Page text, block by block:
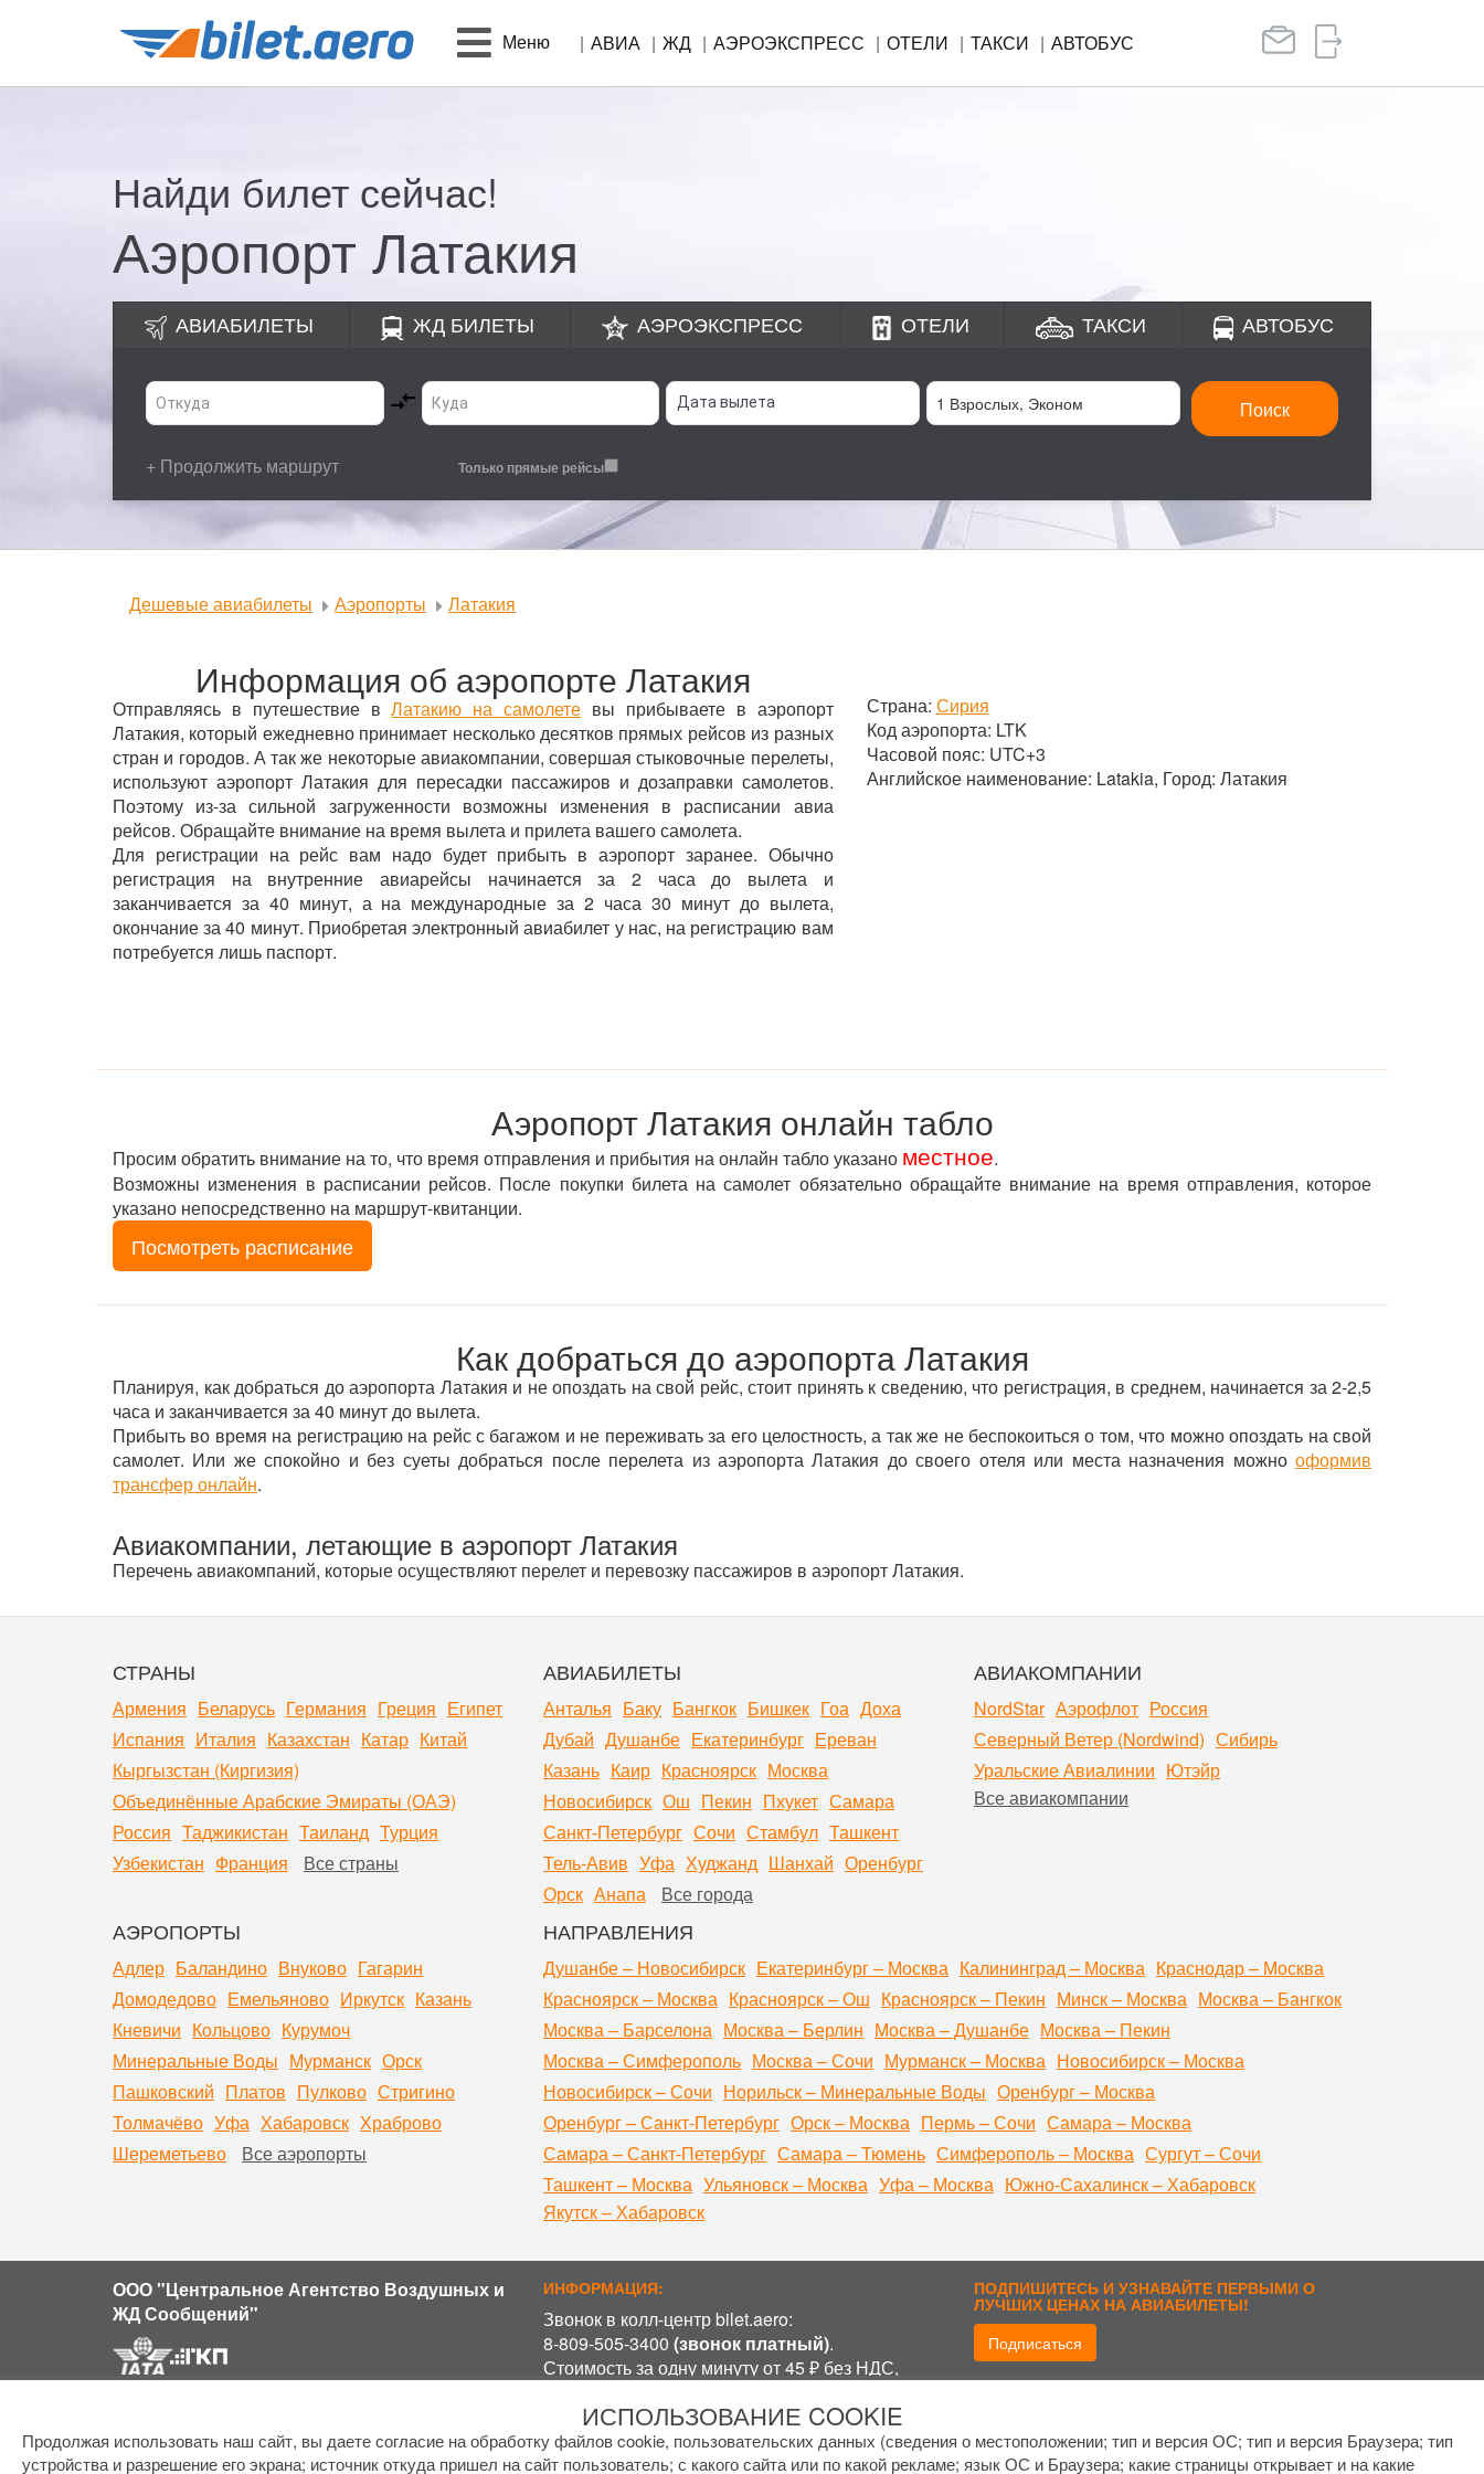
Меню АВИА ЖД АЭРОЭКСПРЕСС ОТЕЛИ ТАКСИ АВТОБУС
Найди билет сейчас!
Аэропорт Латакия
АВИАБИЛЕТЫ ЖД БИЛЕТЫ АЭРОЭКСПРЕСС ОТЕЛИ ТАКСИ АВТОБУС
Поиск
+ Продолжить маршрут Только прямые рейсы
Дешевые авиабилеты Аэропорты Латакия
Информация об аэропорте Латакия
Отправляясь в путешествие вЛатакию на самолете вы прибываете в аэропорт
Латакия, который ежедневно принимает несколько десятков прямых рейсов из разных
стран и городов. А так же некоторые авиакомпании, совершая стыковочные перелеты,
используют аэропорт Латакия для пересадки пассажиров и дозаправки самолетов.
Поэтому из-за сильной загруженности возможны изменения в расписании авиа
рейсов. Обращайте внимание на время вылета и прилета вашего самолета.
Для регистрации на рейс вам надо будет прибыть в аэропорт заранее. Обычно
регистрация на внутренние авиарейсы начинается за 2 часа до вылета и
заканчивается за 40 минут, а на международные за 2 часа 30 минут до вылета,
окончание за 40 минут. Приобретая электронный авиабилет у нас, на регистрацию вам
потребуется лишь паспорт.
Страна: Сирия
Код аэропорта: LTK
Часовой пояс: UTC+3
Английское наименование: Latakia, Город: Латакия
Аэропорт Латакия онлайн табло
Просим обратить внимание на то, что время отправления и прибытия на онлайн табло указано местное.
Возможны изменения в расписании рейсов. После покупки билета на самолет обязательно обращайте внимание на время отправления, которое
указано непосредственно на маршрут-квитанции.
Посмотреть расписание
Как добраться до аэропорта Латакия
Планируя, как добраться до аэропорта Латакия и не опоздать на свой рейс, стоит принять к сведению, что регистрация, в среднем, начинается за 2-2,5
часа и заканчивается за 40 минут до вылета.
Прибыть во время на регистрацию на рейс с багажом и не переживать за его целостность, а так же не беспокоиться о том, что можно опоздать на свой
самолет. Или же спокойно и без суеты добраться после перелета из аэропорта Латакия до своего отеля или места назначения можно оформив
трансфер онлайн.
Авиакомпании, летающие в аэропорт Латакия
Перечень авиакомпаний, которые осуществляют перелет и перевозку пассажиров в аэропорт Латакия.
СТРАНЫ
Армения Беларусь Германия Греция Египет
Испания Италия Казахстан Катар Китай
Кыргызстан (Киргизия)
Объединённые Арабские Эмираты (ОАЭ)
Россия Таджикистан Таиланд Турция
Узбекистан Франция Все страны
АВИАБИЛЕТЫ
Анталья Баку Бангкок Бишкек Гоа Доха
Дубай Душанбе Екатеринбург Ереван
Казань Каир Красноярск Москва
Новосибирск Ош Пекин Пхукет Самара
Санкт-Петербург Сочи Стамбул Ташкент
Тель-Авив Уфа Худжанд Шанхай Оренбург
Орск Анапа Все города
АВИАКОМПАНИИ
NordStar Аэрофлот Россия
Северный Ветер (Nordwind) Сибирь
Уральские Авиалинии Ютэйр
Все авиакомпании
АЭРОПОРТЫ
Адлер Баландино Внуково Гагарин
Домодедово Емельяново Иркутск Казань
Кневичи Кольцово Курумоч
Минеральные Воды Мурманск Орск
Пашковский Платов Пулково Стригино
Толмачёво Уфа Хабаровск Храброво
Шереметьево
Все аэропорты
НАПРАВЛЕНИЯ
Душанбе – Новосибирск Екатеринбург – Москва Калининград – Москва Краснодар – Москва
Красноярск – Москва Красноярск – Ош Красноярск – Пекин Минск – Москва Москва – Бангкок
Москва – Барселона Москва – Берлин Москва – Душанбе Москва – Пекин
Москва – Симферополь Москва – Сочи Мурманск – Москва Новосибирск – Москва
Новосибирск – Сочи Норильск – Минеральные Воды Оренбург – Москва
Оренбург – Санкт-Петербург Орск – Москва Пермь – Сочи Самара – Москва
Самара – Санкт-Петербург Самара – Тюмень Симферополь – Москва Сургут – Сочи
Ташкент – Москва Ульяновск – Москва Уфа – Москва Южно-Сахалинск – Хабаровск
Якутск – Хабаровск
ООО "Центральное Агентство Воздушных и
ЖД Сообщений"
ИНФОРМАЦИЯ:
Звонок в колл-центр bilet.aero:
8-809-505-3400 (звонок платный).
Стоимость за одну минуту от 45 ₽ без НДС,
оператором, в зависимости от региона и
оператора связи.
График работы колл-центра:
ПОДПИШИТЕСЬ И УЗНАВАЙТЕ ПЕРВЫМИ О
ЛУЧШИХ ЦЕНАХ НА АВИАБИЛЕТЫ!
Подписаться
ИСПОЛЬЗОВАНИЕ COOKIE
Продолжая использовать наш сайт, вы даете согласие на обработку файлов cookie, пользовательских данных (сведения о местоположении; тип и версия ОС; тип и версия Браузера; тип
устройства и разрешение его экрана; источник откуда пришел на сайт пользователь; с какого сайта или по какой рекламе; язык ОС и Браузера; какие страницы открывает и на какие